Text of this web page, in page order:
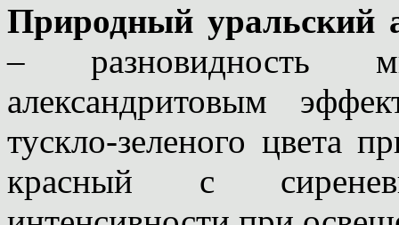
Природный уральский
– разновидность
александритовым
тускло-зеленого цвета
красный с